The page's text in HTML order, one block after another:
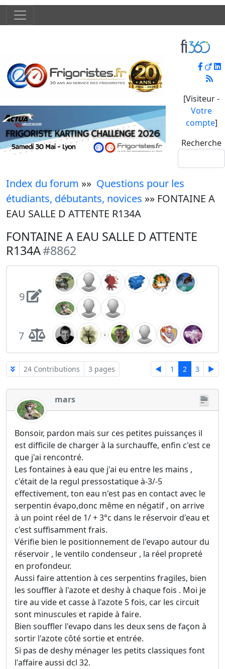
[Visiteur -
Votre
compte]
Recherche
Index du forum »» Questions pour les
étudiants, débutants, novices »» FONTAINE A
EAU SALLE D ATTENTE R134A
FONTAINE A EAU SALLE D ATTENTE
R134A#8862
9
7
24 Contributions 3 pages ◄ 1 2 3 ►
mars
Bonsoir, pardon mais sur ces petites puissançes il
est difficile de charger à la surchauffe, enfin c'est ce
que j'ai rencontré.
Les fontaines à eau que j'ai eu entre les mains ,
c'était de la regul pressostatique à-3/-5
effectivement, ton eau n'est pas en contact avec le
serpentin évapo,donc même en négatif , on arrive
à un point réel de 1/ + 3°c dans le réservoir d'eau et
c'est suffisamment frais.
Vérifie bien le positionnement de l'evapo autour du
réservoir , le ventilo condenseur , la réel propreté
en profondeur.
Aussi faire attention à ces serpentins fragiles, bien
les souffler à l'azote et deshy à chaque fois . Moi je
tire au vide et casse à l'azote 5 fois, car les circuit
sont minuscules et rapide à faire.
Bien souffler l'evapo dans les deux sens de façon à
sortir l'azote côté sortie et entrée.
Si pas de deshy ménager les petits classiques font
l'affaire aussi dcl 32.